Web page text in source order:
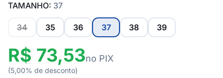
TAMANHO: 37
34 35 36 37 38 39
R$ 73,53no PIX
(5,00% de desconto)